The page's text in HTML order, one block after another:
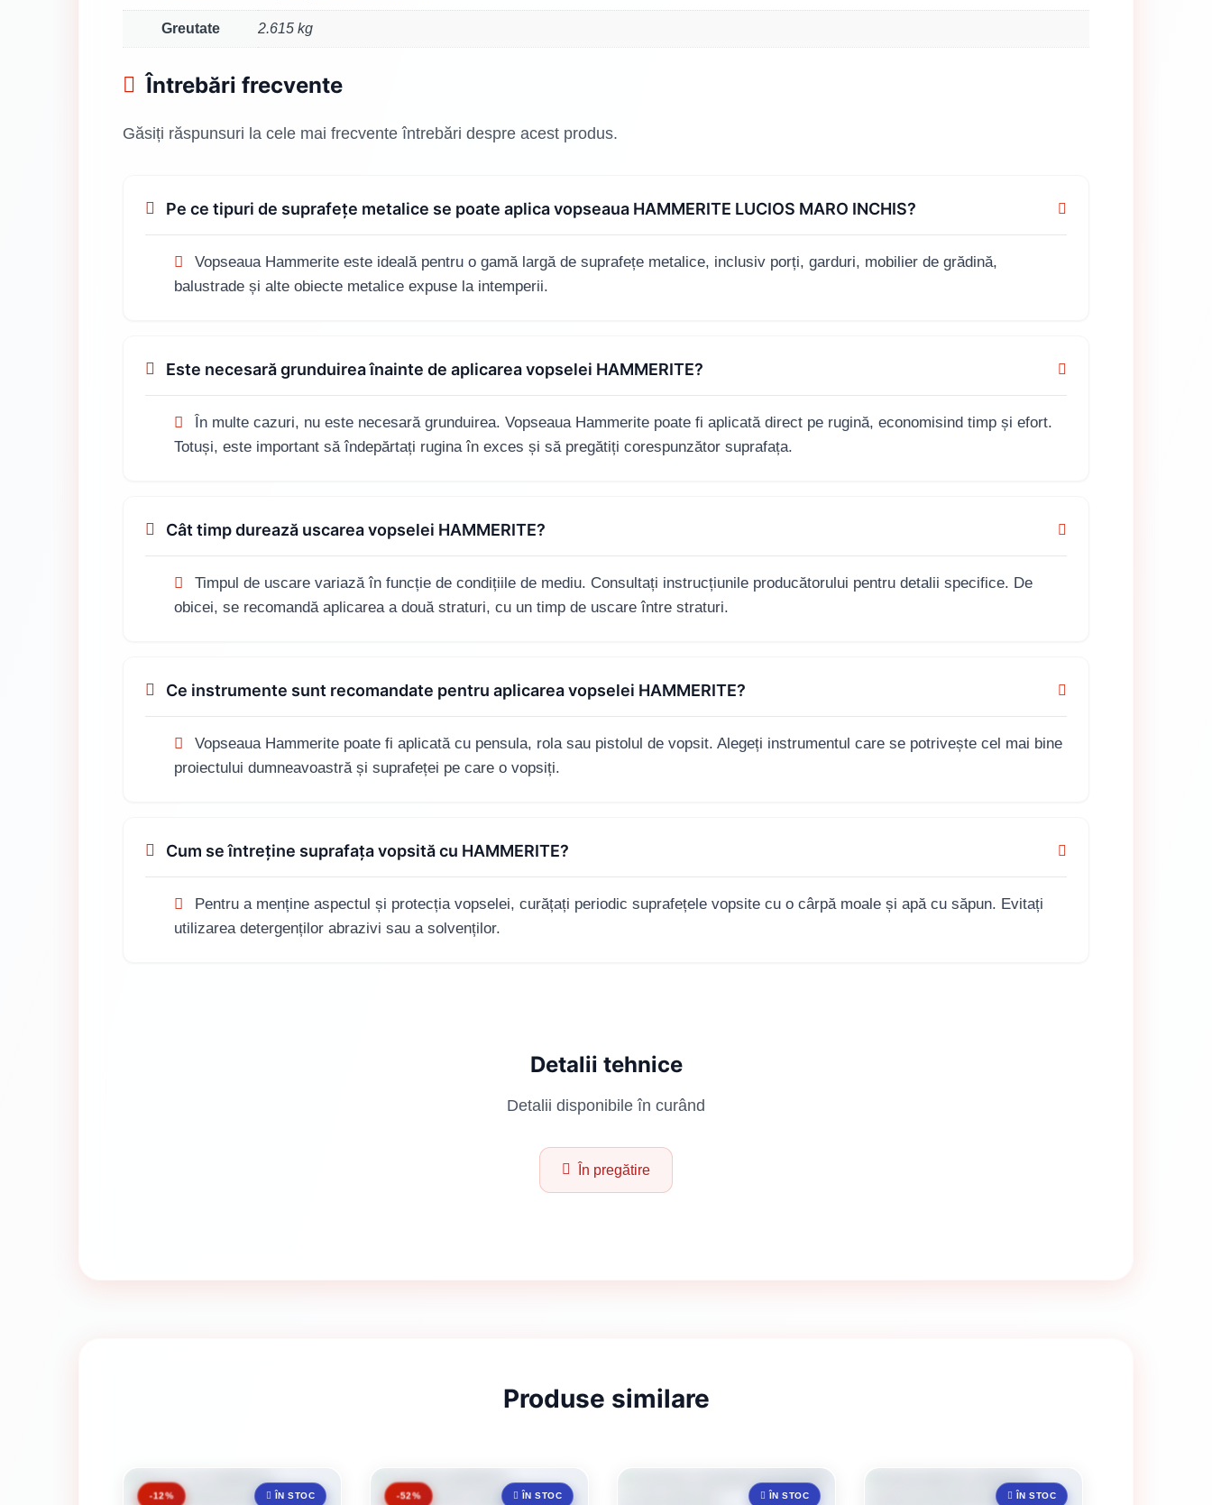
Greutate 2.615 kg
Întrebări frecvente
Găsiți răspunsuri la cele mai frecvente întrebări despre acest produs.
Pe ce tipuri de suprafețe metalice se poate aplica vopseaua HAMMERITE LUCIOS MARO INCHIS?
Vopseaua Hammerite este ideală pentru o gamă largă de suprafețe metalice, inclusiv porți, garduri, mobilier de grădină,
balustrade și alte obiecte metalice expuse la intemperii.
Este necesară grunduirea înainte de aplicarea vopselei HAMMERITE?
În multe cazuri, nu este necesară grunduirea. Vopseaua Hammerite poate fi aplicată direct pe rugină, economisind timp și efort.
Totuși, este important să îndepărtați rugina în exces și să pregătiți corespunzător suprafața.
Cât timp durează uscarea vopselei HAMMERITE?
Timpul de uscare variază în funcție de condițiile de mediu. Consultați instrucțiunile producătorului pentru detalii specifice. De
obicei, se recomandă aplicarea a două straturi, cu un timp de uscare între straturi.
Ce instrumente sunt recomandate pentru aplicarea vopselei HAMMERITE?
Vopseaua Hammerite poate fi aplicată cu pensula, rola sau pistolul de vopsit. Alegeți instrumentul care se potrivește cel mai bine
proiectului dumneavoastră și suprafeței pe care o vopsiți.
Cum se întreține suprafața vopsită cu HAMMERITE?
Pentru a menține aspectul și protecția vopselei, curățați periodic suprafețele vopsite cu o cârpă moale și apă cu săpun. Evitați
utilizarea detergenților abrazivi sau a solvenților.
Detalii tehnice
Detalii disponibile în curând
În pregătire
Produse similare
ÎN STOC
-12% ÎN STOC
-52% ÎN STOC ÎN STOC